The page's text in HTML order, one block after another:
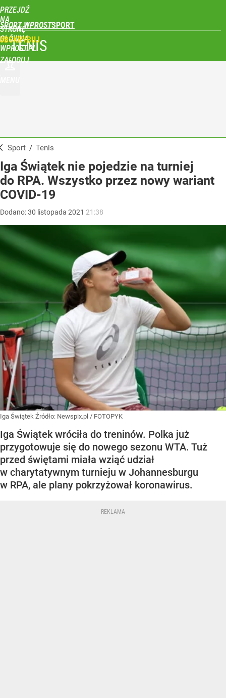
PRZEJDŹ
NA
STRONĘ
GŁÓWNĄ
WPROST.PL
SPORT WPROST
ZALOGUJ
TENIS
Sport / Tenis
Iga Świątek nie pojedzie na turniej
do RPA. Wszystko przez nowy wariant
COVID-19
Dodano:30 listopada 2021 21:38
Iga Świątek Źródło: Newspix.pl / FOTOPYK
Iga Świątek wróciła do treninów. Polka już
przygotowuje się do nowego sezonu WTA. Tuż
przed świętami miała wziąć udział
w charytatywnym turnieju w Johannesburgu
w RPA, ale plany pokrzyżował koronawirus.